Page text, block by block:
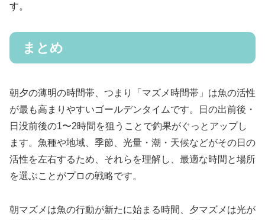
す。
まとめ
朝夕の薄明の時間帯、つまり「マズメ時間帯」は魚の活性
が最も高まりやすいゴールデンタイムです。日の出前後・
日没前後の1〜2時間を狙うことで釣果がぐっとアップし
ます。魚種や地域、季節、光量・潮・天候などがその日の
活性を左右するため、それらを理解し、最適な時間と場所
を選ぶことがプロの戦略です。
朝マズメは魚の行動が新たに始まる時間、夕マズメは光が